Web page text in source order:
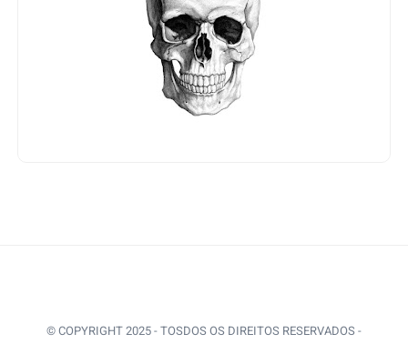
© COPYRIGHT 2025 - TOSDOS OS DIREITOS RESERVADOS -